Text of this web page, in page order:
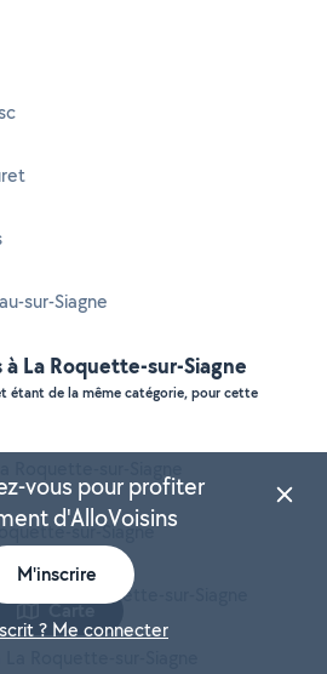
sur-Siagne
à La Roquette-sur-Siagne
étant de la même catégorie, pour cette
sur-Siagne
à La Roquette-sur-Siagne
Carte
vous pour profiter
d'AlloVoisins
M'inscrire
? Me connecter